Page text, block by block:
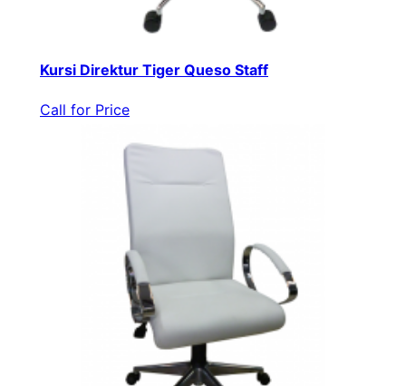
Kursi Direktur Tiger Queso Staff
Call for Price